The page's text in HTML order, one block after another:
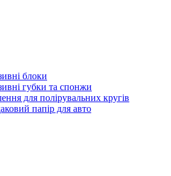
блоки
губки та спонжи
для полірувальних кругів
папір для авто